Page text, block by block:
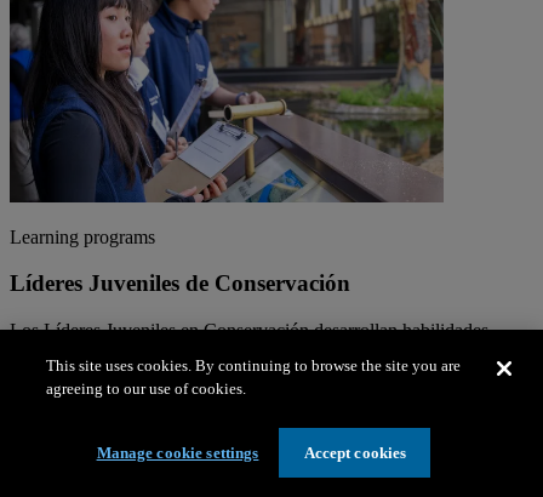
Learning programs
Líderes Juveniles de Conservación
Los Líderes Juveniles en Conservación desarrollan habilidades
This site uses cookies. By continuing to browse the site you are
agreeing to our use of cookies.
Manage cookie settings Accept cookies